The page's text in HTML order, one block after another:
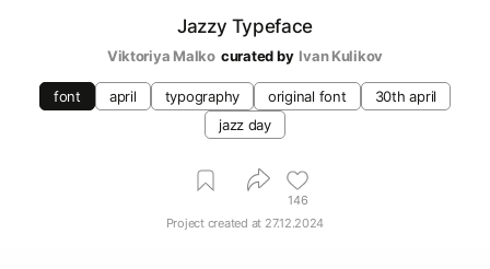
Jazzy Typeface
Viktoriya Malko curated by Ivan Kulikov
font april typography original font
30th april
jazz day
146
Project created at 27.12.2024